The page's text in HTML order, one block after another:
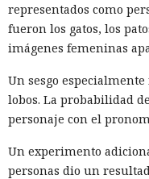
representados como
fueron los gatos, los
imágenes femeninas
Un sesgo
lobos. La probabilidad
personaje con el
Un experimento
personas dio un